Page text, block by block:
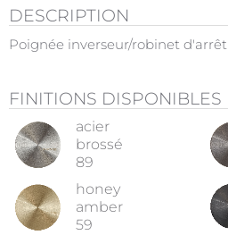
DESCRIPTION
Poignée inverseur/robinet d'arrêt
FINITIONS DISPONIBLES
acier
brossé
89
honey
amber
59